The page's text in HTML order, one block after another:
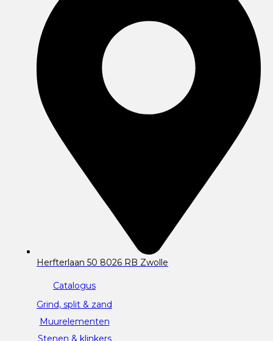
Herfterlaan 50 8026 RB Zwolle
Catalogus
Grind, split & zand
Muurelementen
Stenen & klinkers